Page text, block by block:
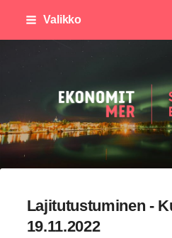
Siirry
Valikko
Lajitutustuminen -
19.11.2022